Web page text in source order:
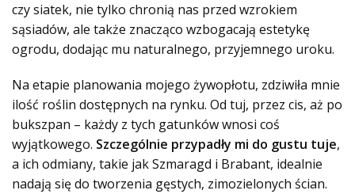
czy siatek, nie tylko chronią nas przed wzrokiem
sąsiadów, ale także znacząco wzbogacają estetykę
ogrodu, dodając mu naturalnego, przyjemnego uroku.
Na etapie planowania mojego żywopłotu, zdziwiła mnie
ilość roślin dostępnych na rynku. Od tuj, przez cis, aż po
bukszpan – każdy z tych gatunków wnosi coś
wyjątkowego. Szczególnie przypadły mi do gustu tuje,
a ich odmiany, takie jak Szmaragd i Brabant, idealnie
nadają się do tworzenia gęstych, zimozielonych ścian.